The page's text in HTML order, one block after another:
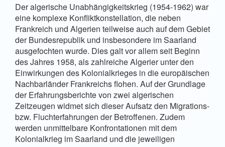
Der algerische Unabhängigkeitskrieg (1954-1962) war
eine komplexe Konfliktkonstellation, die neben
Frankreich und Algerien teilweise auch auf dem Gebiet
der Bundesrepublik und insbesondere im Saarland
ausgefochten wurde. Dies galt vor allem seit Beginn
des Jahres 1958, als zahlreiche Algerier unter den
Einwirkungen des Kolonialkrieges in die europäischen
Nachbarländer Frankreichs flohen. Auf der Grundlage
der Erfahrungsberichte von zwei algerischen
Zeitzeugen widmet sich dieser Aufsatz den Migrations-
bzw. Fluchterfahrungen der Betroffenen. Zudem
werden unmittelbare Konfrontationen mit dem
Kolonialkrieg im Saarland und die jeweiligen